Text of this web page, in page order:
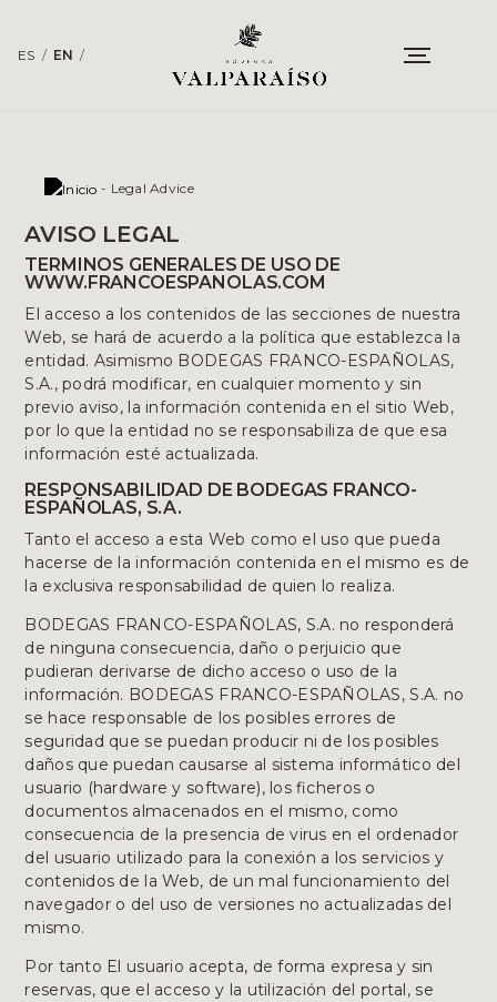
ES / EN /
- Legal Advice
AVISO LEGAL
TERMINOS GENERALES DE USO DE
WWW.FRANCOESPANOLAS.COM
El acceso a los contenidos de las secciones de nuestra
Web, se hará de acuerdo a la política que establezca la
entidad. Asimismo BODEGAS FRANCO-ESPAÑOLAS,
S.A., podrá modificar, en cualquier momento y sin
previo aviso, la información contenida en el sitio Web,
por lo que la entidad no se responsabiliza de que esa
información esté actualizada.
RESPONSABILIDAD DE BODEGAS FRANCO-
ESPAÑOLAS, S.A.
Tanto el acceso a esta Web como el uso que pueda
hacerse de la información contenida en el mismo es de
la exclusiva responsabilidad de quien lo realiza.
BODEGAS FRANCO-ESPAÑOLAS, S.A. no responderá
de ninguna consecuencia, daño o perjuicio que
pudieran derivarse de dicho acceso o uso de la
información. BODEGAS FRANCO-ESPAÑOLAS, S.A. no
se hace responsable de los posibles errores de
seguridad que se puedan producir ni de los posibles
daños que puedan causarse al sistema informático del
usuario (hardware y software), los ficheros o
documentos almacenados en el mismo, como
consecuencia de la presencia de virus en el ordenador
del usuario utilizado para la conexión a los servicios y
contenidos de la Web, de un mal funcionamiento del
navegador o del uso de versiones no actualizadas del
mismo.
Por tanto El usuario acepta, de forma expresa y sin
reservas, que el acceso y la utilización del portal, se